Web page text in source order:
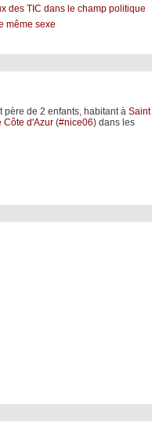
des TIC dans le champ politique
même sexe
père de 2 enfants, habitant à Saint
Côte d'Azur(#nice06) dans les